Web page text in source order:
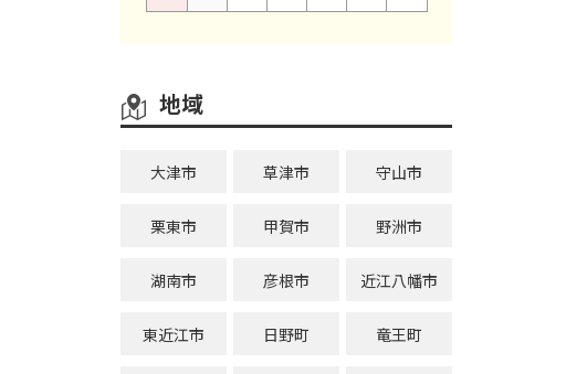
地域
大津市 草津市 守山市
栗東市 甲賀市 野洲市
湖南市 彦根市 近江八幡市
東近江市 日野町 竜王町